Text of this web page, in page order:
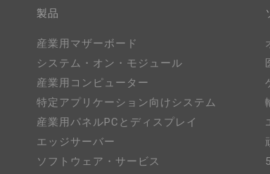
製品
産業用マザーボード
システム・オン・モジュール
産業用コンピューター
特定アプリケーション向けシステム
産業用パネルPCとディスプレイ
エッジサーバー
ソフトウェア・サービス